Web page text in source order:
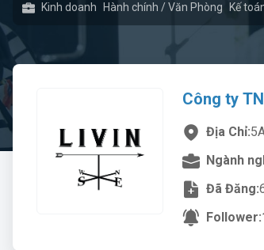
Kinh doanh Hành chính / Văn Phòng Kế
Công ty
Địa Chỉ:
Ngành
Đã Đăng:
Follower: